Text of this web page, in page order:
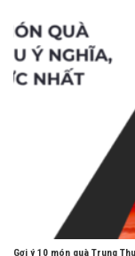
Gợi ý 10 món quà Trung